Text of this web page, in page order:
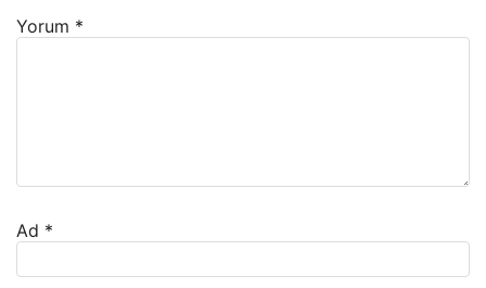
Yorum *
Ad *